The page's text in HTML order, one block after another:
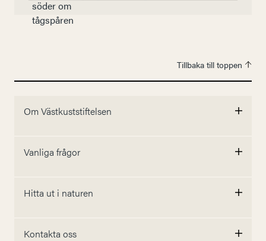
Tillbaka till toppen
Om Västkuststiftelsen
Vanliga frågor
Hitta ut i naturen
Kontakta oss